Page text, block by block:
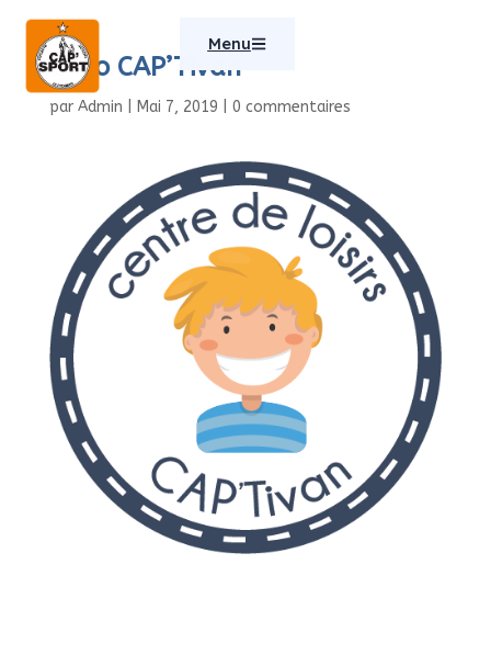
Menu
Logo CAP’Tivan
par Admin Mai 7, 2019 0 commentaires